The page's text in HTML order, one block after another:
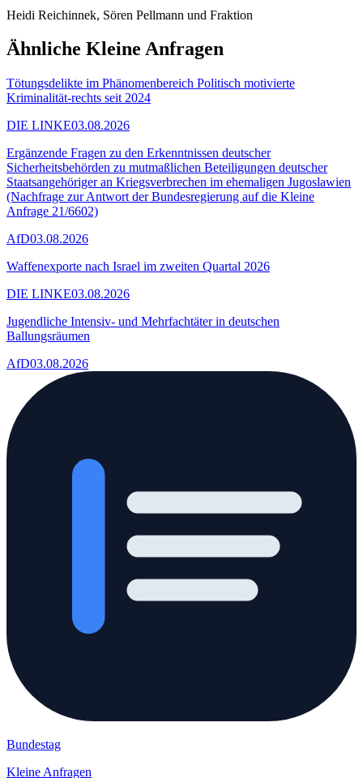
Heidi Reichinnek, Sören Pellmann und Fraktion
Ähnliche Kleine Anfragen
Tötungsdelikte im Phänomenbereich Politisch motivierte
Kriminalität-rechts seit 2024
DIE LINKE03.08.2026
Ergänzende Fragen zu den Erkenntnissen deutscher
Sicherheitsbehörden zu mutmaßlichen Beteiligungen deutscher
Staatsangehöriger an Kriegsverbrechen im ehemaligen Jugoslawien
(Nachfrage zur Antwort der Bundesregierung auf die Kleine
Anfrage 21/6602)
AfD03.08.2026
Waffenexporte nach Israel im zweiten Quartal 2026
DIE LINKE03.08.2026
Jugendliche Intensiv- und Mehrfachtäter in deutschen
Ballungsräumen
AfD03.08.2026
Bundestag
Kleine Anfragen